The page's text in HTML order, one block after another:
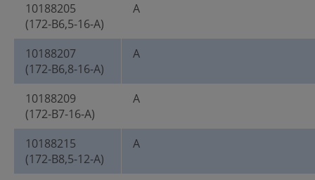
10188205
(172-B6,5-16-A)
A
10188207
(172-B6,8-16-A)
A
10188209
(172-B7-16-A)
A
10188215
(172-B8,5-12-A)
A